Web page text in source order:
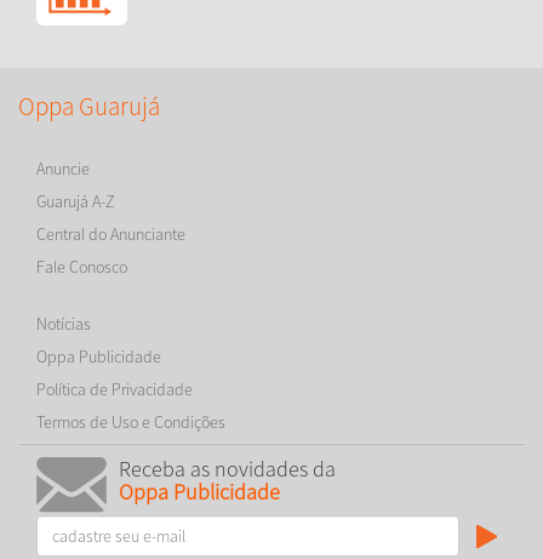
Oppa Guarujá
Anuncie
Guarujá A-Z
Central do Anunciante
Fale Conosco
Notícias
Oppa Publicidade
Política de Privacidade
Termos de Uso e Condições
Receba as novidades da
Oppa Publicidade